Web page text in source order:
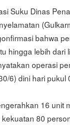
Suku Dinas
bahwa
hingga lebih dari
operasi
6) dini hari pukul
16 unit
80